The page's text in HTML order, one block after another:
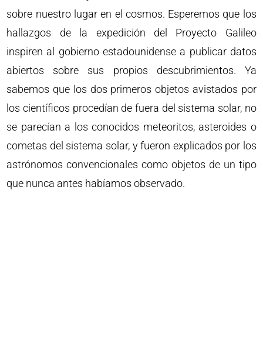
sobre nuestro lugar en el cosmos. Esperemos que los
hallazgos de la expedición del Proyecto Galileo
inspiren al gobierno estadounidense a publicar datos
abiertos sobre sus propios descubrimientos. Ya
sabemos que los dos primeros objetos avistados por
los científicos procedían de fuera del sistema solar, no
se parecían a los conocidos meteoritos, asteroides o
cometas del sistema solar, y fueron explicados por los
astrónomos convencionales como objetos de un tipo
que nunca antes habíamos observado.